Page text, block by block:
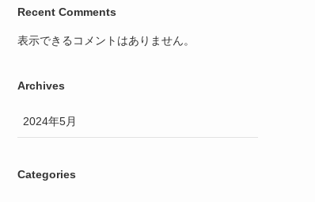
Recent Comments
表示できるコメントはありません。
Archives
2024年5月
Categories